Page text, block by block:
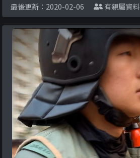
最後更新：2020-02-06
有親屬資料